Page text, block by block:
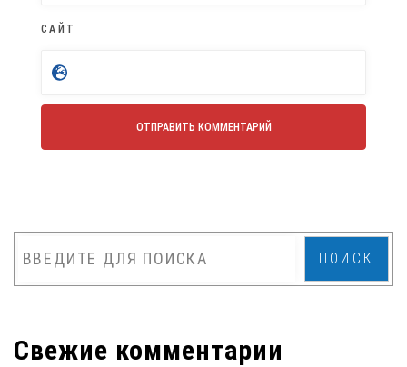
САЙТ
ПОИСК
Свежие комментарии